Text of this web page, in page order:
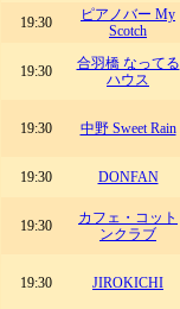
19:30
ピアノバー My
Scotch
19:30
合羽橋 なってる
ハウス
19:30 中野 Sweet Rain
19:30
DONFAN
19:30
カフェ・コット
ンクラブ
19:30 JIROKICHI